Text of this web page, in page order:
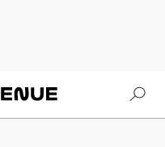
Soundvenue